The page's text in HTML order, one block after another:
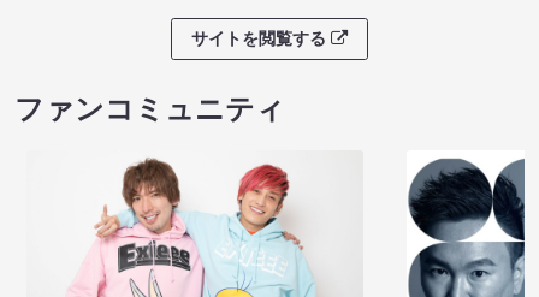
サイトを閲覧する
ファンコミュニティ